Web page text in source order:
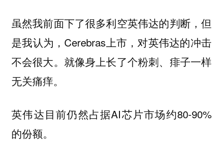
虽然我前面下了很多利空英伟达的判断，但
是我认为，Cerebras上市，对英伟达的冲击
不会很大。就像身上长了个粉刺、痱子一样
无关痛痒。
英伟达目前仍然占据AI芯片市场约80-90%
的份额。